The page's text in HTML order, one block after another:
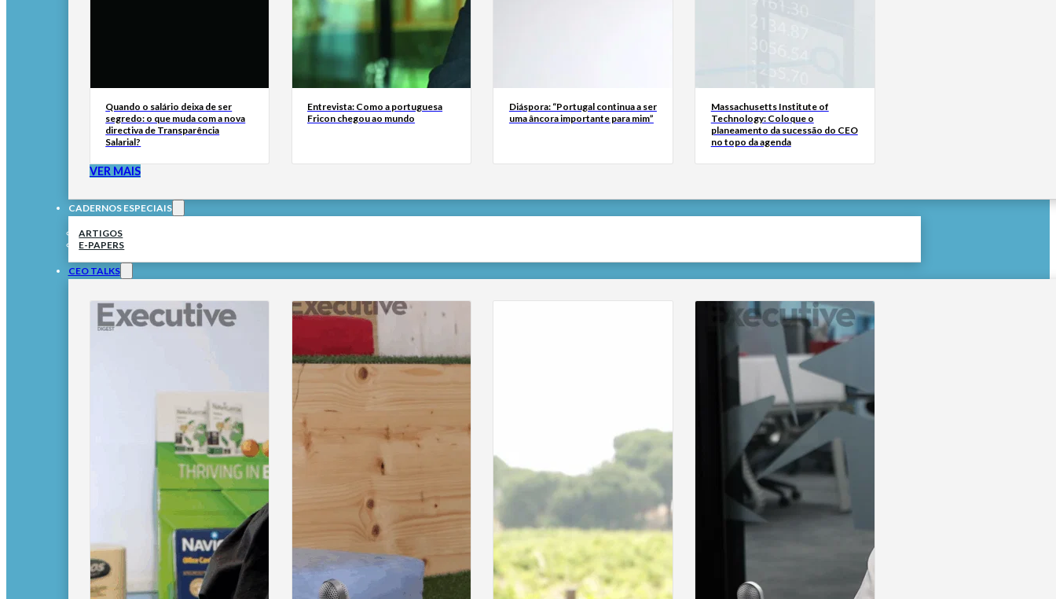
Quando o salário deixa de ser
segredo: o que muda com a nova
directiva de Transparência
Salarial?
Entrevista: Como a portuguesa
Fricon chegou ao mundo
Diáspora: “Portugal continua a ser
uma âncora importante para mim”
Massachusetts Institute of
Technology: Coloque o
planeamento da sucessão do CEO
no topo da agenda
VER MAIS
CADERNOS ESPECIAIS
ARTIGOS
E-PAPERS
CEO TALKS